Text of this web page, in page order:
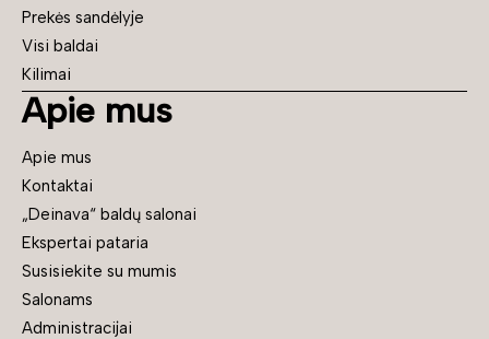
Prekės sandėlyje
Visi baldai
Kilimai
Apie mus
Apie mus
Kontaktai
„Deinava“ baldų salonai
Ekspertai pataria
Susisiekite su mumis
Salonams
Administracijai